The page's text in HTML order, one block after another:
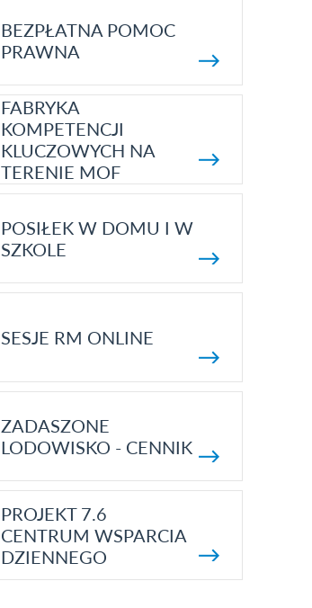
BEZPŁATNA POMOC
PRAWNA
FABRYKA
KOMPETENCJI
KLUCZOWYCH NA
TERENIE MOF
POSIŁEK W DOMU I W
SZKOLE
SESJE RM ONLINE
ZADASZONE
LODOWISKO - CENNIK
PROJEKT 7.6
CENTRUM WSPARCIA
DZIENNEGO